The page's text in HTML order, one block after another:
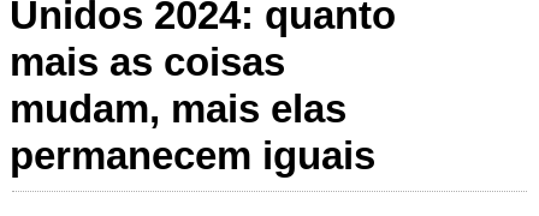
Unidos 2024: quanto
mais as coisas
mudam, mais elas
permanecem iguais